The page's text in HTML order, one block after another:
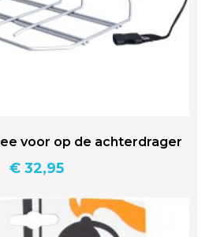
voor op de achterdrager
€32,95